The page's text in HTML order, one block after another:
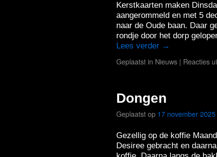
Kerstkaarten maken
aangerommeld en met 5
naar de Oude baan. Daar
rondje door het dorp
Lees verder →
Geplaatst in Nieuws | Reacties
Dongen
Geplaatst op 17 november 2025
Gezellig op de koffie
Desiree gebracht en